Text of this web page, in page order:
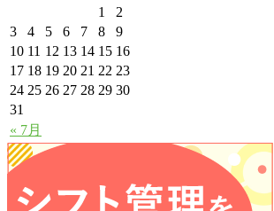
« 7月
1
2
3
4 5 6 7 8
9
10 11 12 13 14 15 16
17 18 19 20 21 22 23
24 25 26 27 28 29 30
31